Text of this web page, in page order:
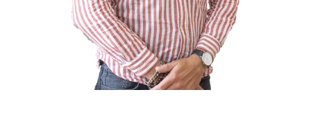
écoute, nos experts vous accompagnent
dans votre processus d’achat de maisons
ou d’appartements dans le département
des Hautes-Alpes. Appartements,
maisons ou chalets, nous vous trouverez